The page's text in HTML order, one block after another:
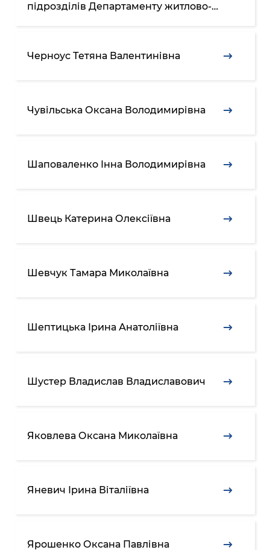
підрозділів Департаменту житлово-
ради (Київської міської державної
адміністрації) відповідно до Закону
Черноус Тетяна Валентинівна
Чувільська Оксана Володимирівна
Шаповаленко Інна Володимирівна
Швець Катерина Олексіївна
Шевчук Тамара Миколаївна
Шептицька Ірина Анатоліївна
Шустер Владислав Владиславович
Яковлева Оксана Миколаївна
Яневич Ірина Віталіївна
Ярошенко Оксана Павлівна